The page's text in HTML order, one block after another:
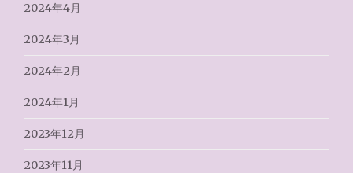
2024年4月
2024年3月
2024年2月
2024年1月
2023年12月
2023年11月